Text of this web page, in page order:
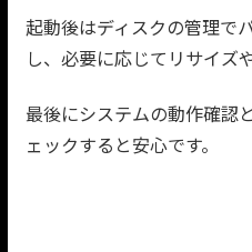
起動後はディスクの管理で
し、必要に応じてリサイズ
最後にシステムの動作確認
ェックすると安心です。